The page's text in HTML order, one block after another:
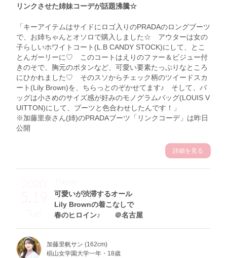
リンクさせた姉妹コーデが話題沸騰☆
「キーアイテムはサイドにロゴ入りのPRADAのロングブーツ
で、お姉ちゃんとオソロで購入しました☆ アウターは女の
子らしいホワイトコート(L.B CANDY STOCK)にして、とこ
とんガーリーに♡ このコートはえりのファー＆ビジュー付
きのそで、胸元のボタンなど、可愛い要素たっぷりなところ
にひかれました♡ そのスソからチェック柄のツイードスカ
ート(Lily Brown)を、ちらっとのぞかせてます♪ そして、バ
ッグは小さめのサイズ感が好みのモノグラムバッグ(LOUIS V
UITTON)にして、ブーツと色合わせしたんです！」
※加藤里奈さん(姉)のPRADAブーツ「リンクコーデ」は昨日
公開
詳細を見る
5.19
Tue
可愛いが渋滞するオール
Lily Brownの着こなしで
春のヒロイン♪ ＠名古屋
Theme
加藤里帆サン (162cm)
椙山女学園大学一年・18歳